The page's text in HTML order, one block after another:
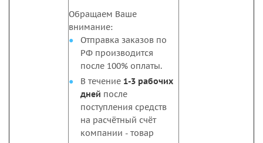
Обращаем Ваше
внимание:
Отправка заказов по
РФ производится
после 100% оплаты.
В течение 1-3 рабочих
дней после
поступления средств
на расчётный счёт
компании - товар